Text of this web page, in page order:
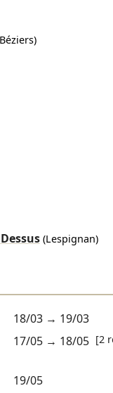
(Lespignan)
18/03→ 19/03
17/05→ 18/05 [2
19/05